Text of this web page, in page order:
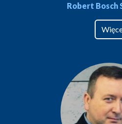
Robert Bosch